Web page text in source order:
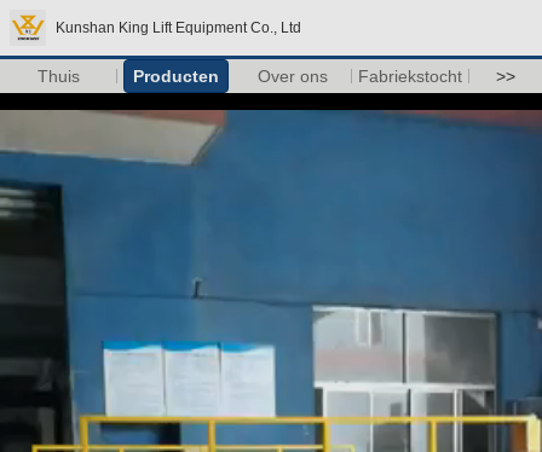
Kunshan King Lift Equipment Co., Ltd
Thuis Producten Over ons Fabriekstocht >>